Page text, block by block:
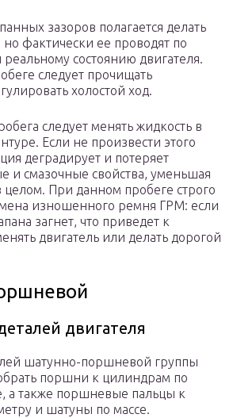
зазоров полагается делать
фактически ее проводят по
состоянию двигателя.
следует прочищать
холостой ход.
следует менять жидкость в
Если не произвести этого
деградирует и потеряет
и смазочные свойства, уменьшая
целом. При данном пробеге строго
изношенного ремня ГРМ: если
загнет, что приведет к
двигатель или делать дорогой
двигателя
шатунно-поршневой группы
поршни к цилиндрам по
а также поршневые пальцы к
и шатуны по массе.